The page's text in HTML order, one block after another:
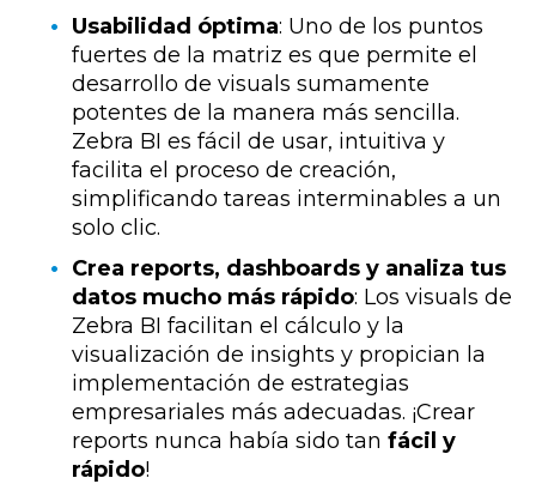
Usabilidad óptima: Uno de los puntos
fuertes de la matriz es que permite el
desarrollo de visuals sumamente
potentes de la manera más sencilla.
Zebra BI es fácil de usar, intuitiva y
facilita el proceso de creación,
simplificando tareas interminables a un
solo clic.
Crea reports, dashboards y analiza tus
datos mucho más rápido: Los visuals de
Zebra BI facilitan el cálculo y la
visualización de insights y propician la
implementación de estrategias
empresariales más adecuadas. ¡Crear
reports nunca había sido tan fácil y
rápido!